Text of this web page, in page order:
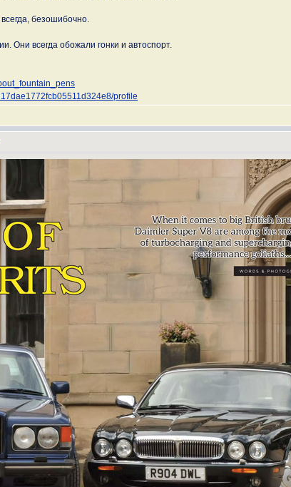
безошибочно.
Они всегда обожали гонки и автоспорт.
profile